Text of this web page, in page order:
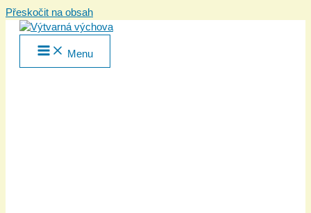
Přeskočit na obsah
Menu